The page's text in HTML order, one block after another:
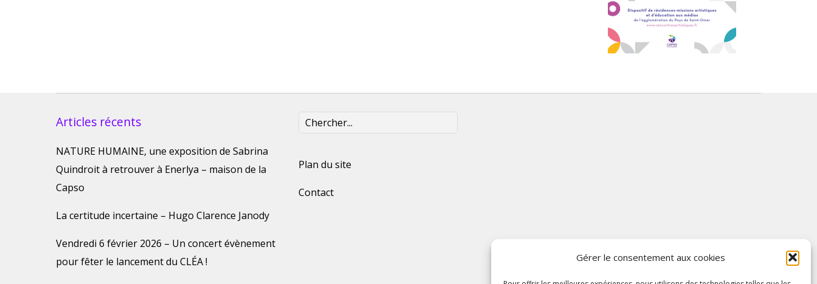
Gérer le consentement aux cookies
Articles récents
NATURE HUMAINE, une exposition de Sabrina
Quindroit à retrouver à Enerlya – maison de la
Capso
La certitude incertaine – Hugo Clarence Janody
Vendredi 6 février 2026 – Un concert évènement
pour fêter le lancement du CLÉA !
Plan du site
Contact